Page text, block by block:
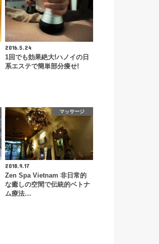
2016.5.24
1回でも効果絶大!ハノイの日
系エステで簡単部分痩せ!
マッサージ
2018.9.17
Zen Spa Vietnam 非日常的
な癒しの空間で伝統的ベトナ
ム療法…